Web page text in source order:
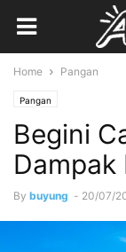
Home Pangan
Pangan
Begini
Dampak
By buyung - 20/07/